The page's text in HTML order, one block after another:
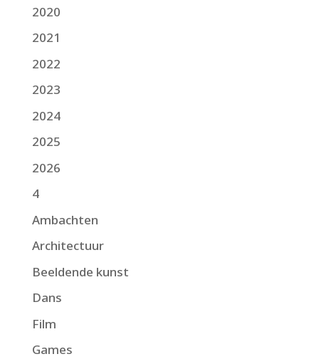
2020
2021
2022
2023
2024
2025
2026
4
Ambachten
Architectuur
Beeldende kunst
Dans
Film
Games